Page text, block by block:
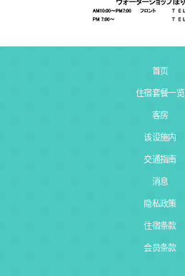
首页
住宿套餐一览
客房
该设施内
交通指南
消息
隐私政策
住宿条款
会员条款